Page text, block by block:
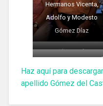
Hermanos Vicenta,
Adolfo y Modesto
Gómez Díaz
Angelines Gómez
Puri y
Haz aquí para
apellido Gómez del